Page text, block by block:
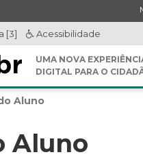
[3] Acessibilidade
UMA NOVA
DIGITAL PARA O
Aluno
Aluno